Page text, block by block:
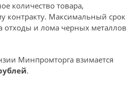
количество товара,
контракту. Максимальный срок
отходы и лома черных металлов
Минпромторга взимается
.